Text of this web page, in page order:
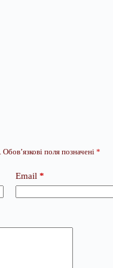
Обов’язкові поля позначені *
Email *